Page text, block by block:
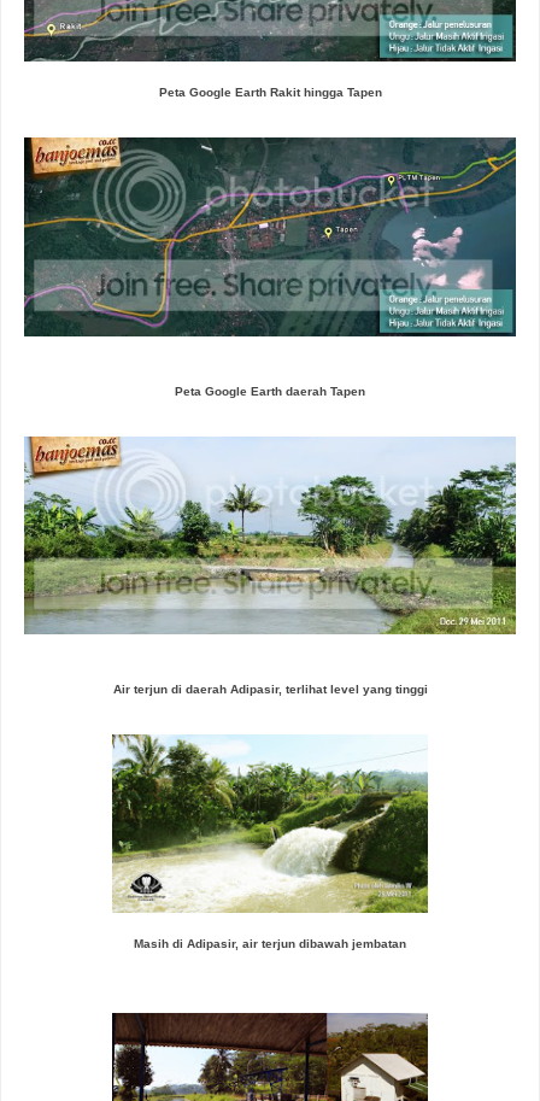
Peta Google Earth Rakit hingga Tapen
Peta Google Earth daerah Tapen
Air terjun di daerah Adipasir, terlihat level yang tinggi
Masih di Adipasir, air terjun dibawah jembatan